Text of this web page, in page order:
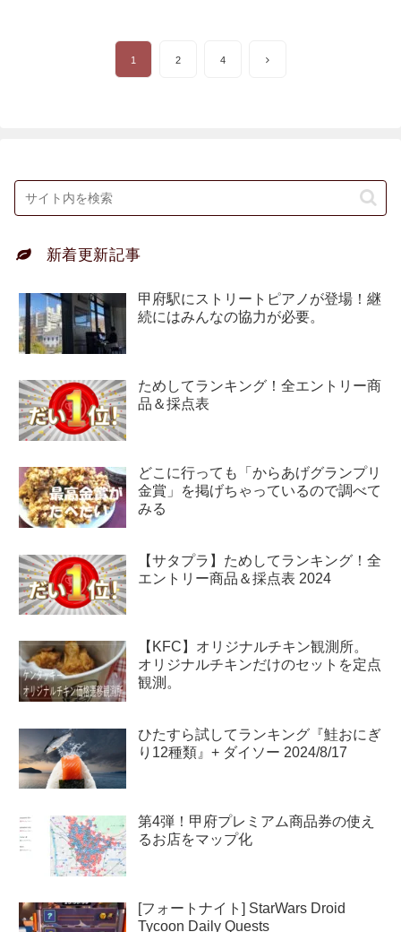
1 2 4 次
新着更新記事
甲府駅にストリートピアノが登場！継
続にはみんなの協力が必要。
ためしてランキング！全エントリー商
品＆採点表
どこに行っても「からあげグランプリ
金賞」を掲げちゃっているので調べて
みる
【サタプラ】ためしてランキング！全
エントリー商品＆採点表 2024
【KFC】オリジナルチキン観測所。
オリジナルチキンだけのセットを定点
観測。
ひたすら試してランキング『鮭おにぎ
り12種類』+ ダイソー 2024/8/17
第4弾！甲府プレミアム商品券の使え
るお店をマップ化
[フォートナイト] StarWars Droid
Tycoon Daily Quests